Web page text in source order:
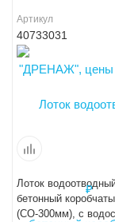
Артикул
40733031
Лоток
бетонный
(СО-300мм), с